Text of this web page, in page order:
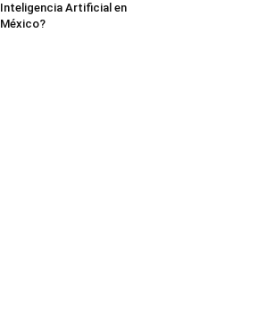
Inteligencia Artificial en
México?